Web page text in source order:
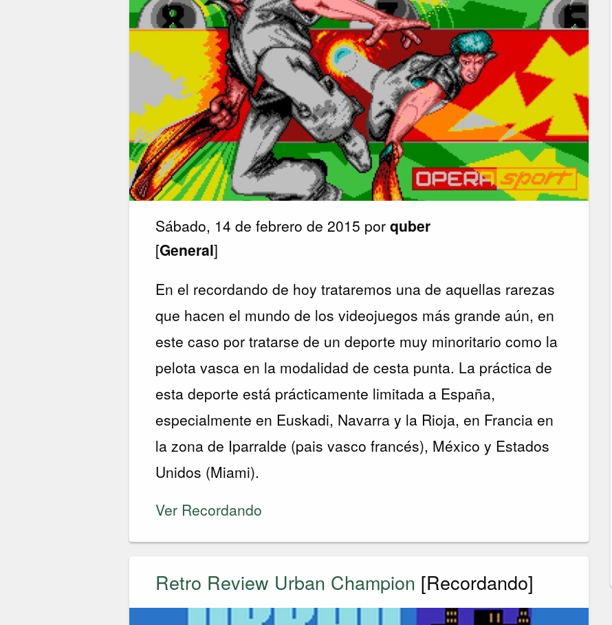
Sábado, 14 de febrero de 2015 porquber
[General]
En el recordando de hoy trataremos una de aquellas rarezas
que hacen el mundo de los videojuegos más grande aún, en
este caso por tratarse de un deporte muy minoritario como la
pelota vasca en la modalidad de cesta punta. La práctica de
esta deporte está prácticamente limitada a España,
especialmente en Euskadi, Navarra y la Rioja, en Francia en
la zona de Iparralde (pais vasco francés), México y Estados
Unidos (Miami).
Ver Recordando
Retro Review Urban Champion [Recordando]